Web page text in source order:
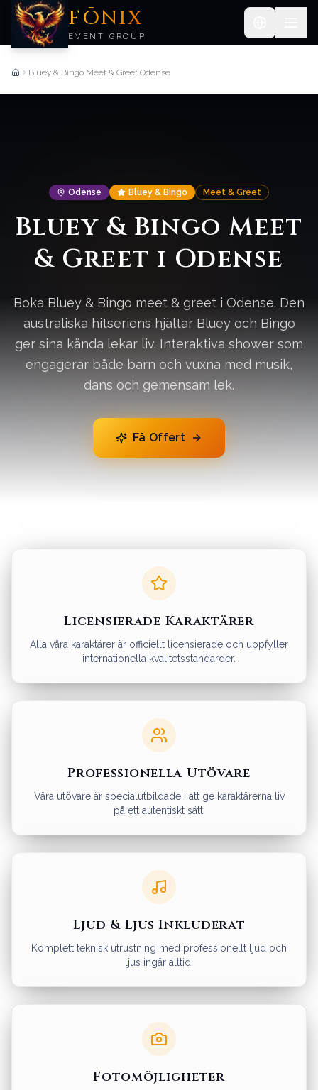
FŌNIX
EVENT GROUP
ForsideBluey & Bingo Meet & Greet Odense
Odense Bluey & Bingo Meet & Greet
Bluey & Bingo Meet
& Greet i Odense
Boka Bluey & Bingo meet & greet i Odense. Den
australiska hitseriens hjältar Bluey och Bingo
ger sina kända lekar liv. Interaktiva shower som
engagerar både barn och vuxna med musik,
dans och gemensam lek.
Få Offert
Licensierade Karaktärer
Alla våra karaktärer är officiellt licensierade och uppfyller
internationella kvalitetsstandarder.
Professionella Utövare
Våra utövare är specialutbildade i att ge karaktärerna liv
på ett autentiskt sätt.
Ljud & Ljus Inkluderat
Komplett teknisk utrustning med professionellt ljud och
ljus ingår alltid.
Fotomöjligheter